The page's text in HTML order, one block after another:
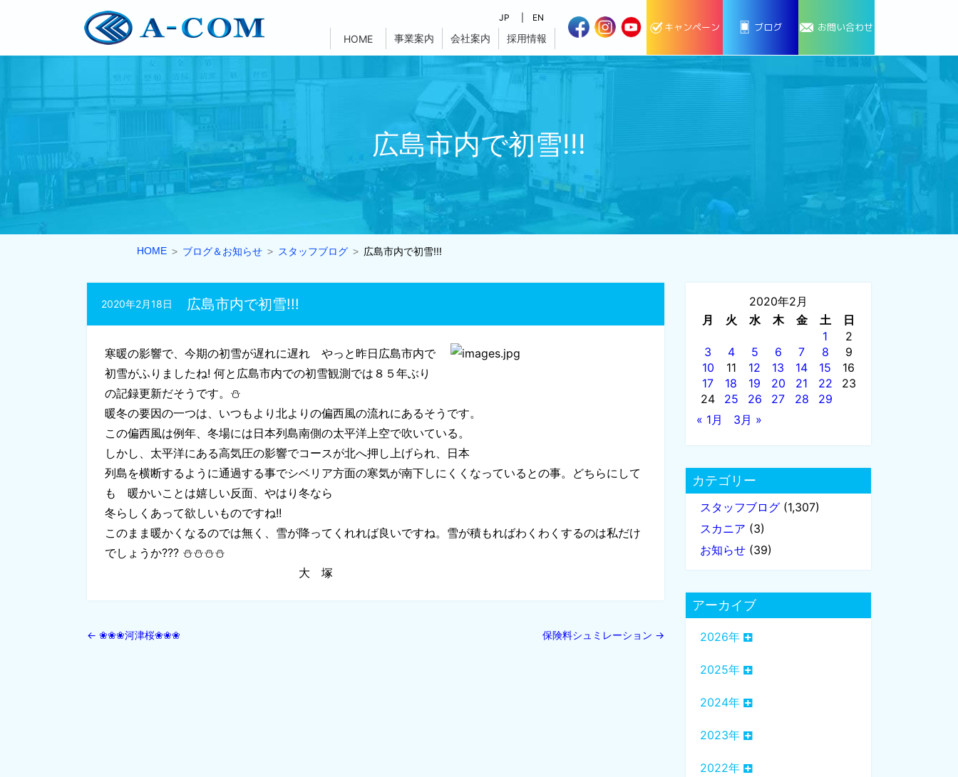
JP EN
HOME 事業案内 会社案内 採用情報
キャンペーン ブログ お問い合わせ
広島市内で初雪!!!
HOME ブログ＆お知らせ スタッフブログ 広島市内で初雪!!!
広島市内で初雪!!!
2020年2月18日
寒暖の影響で、今期の初雪が遅れに遅れ やっと昨日広島市内で
初雪がふりましたね! 何と広島市内での初雪観測では８５年ぶり
の記録更新だそうです。⛄
暖冬の要因の一つは、いつもより北よりの偏西風の流れにあるそうです。
この偏西風は例年、冬場には日本列島南側の太平洋上空で吹いている。
しかし、太平洋にある高気圧の影響でコースが北へ押し上げられ、日本
列島を横断するように通過する事でシベリア方面の寒気が南下しにくくなっているとの事。どちらにして
も 暖かいことは嬉しい反面、やはり冬なら
冬らしくあって欲しいものですね!!
このまま暖かくなるのでは無く、雪が降ってくれれば良いですね。雪が積もればわくわくするのは私だけ
でしょうか??? ⛄⛄⛄⛄
大 塚
← ❀❀❀河津桜❀❀❀ 保険料シュミレーション →
2020年2月
月
火 水 木 金 土
日
1
2
3
4 5 6 7 8
9
10
11 12 13 14 15
16
17
18 19 20 21 22
23
24
25 26 27 28
29
« 1月
3月 »
カテゴリー
スタッフブログ (1,307)
スカニア (3)
お知らせ (39)
アーカイブ
2026年
2025年
2024年
2023年
2022年